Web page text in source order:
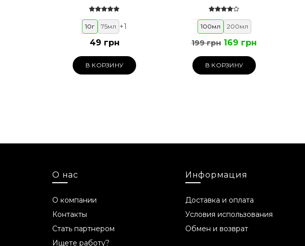
10г 75мл +1
49 грн
В КОРЗИНУ
100мл 200мл
199 грн 169 грн
В КОРЗИНУ
О нас
О компании
Контакты
Стать партнером
Ищете работу?
Информация
Доставка и оплата
Условия использования
Обмен и возврат